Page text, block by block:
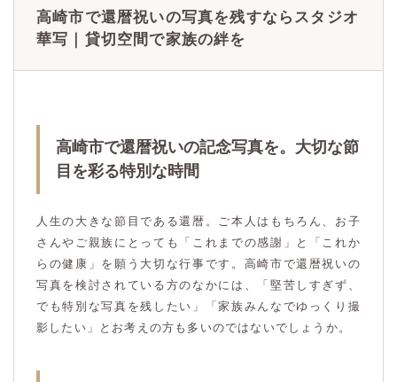
高崎市で還暦祝いの写真を残すならスタジオ
華写｜貸切空間で家族の絆を
高崎市で還暦祝いの記念写真を。大切な節
目を彩る特別な時間
人生の大きな節目である還暦。ご本人はもちろん、お子
さんやご親族にとっても「これまでの感謝」と「これか
らの健康」を願う大切な行事です。高崎市で還暦祝いの
写真を検討されている方のなかには、「堅苦しすぎず、
でも特別な写真を残したい」「家族みんなでゆっくり撮
影したい」とお考えの方も多いのではないでしょうか。